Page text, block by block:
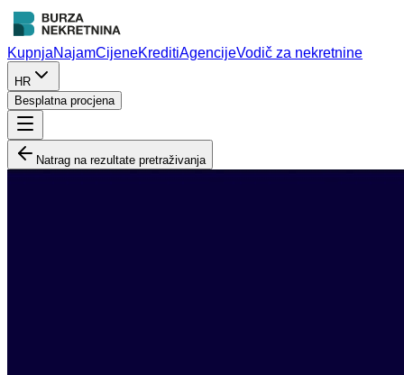
KupnjaNajamCijeneKreditiAgencijeVodič za nekretnine
HR
Besplatna procjena
Natrag na rezultate pretraživanja